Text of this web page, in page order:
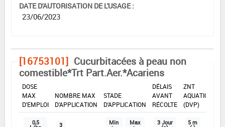
DATE D'AUTORISATION DE L'USAGE :
23/06/2023
[16753101] Cucurbitacées à peau non
comestible*Trt Part.Aer.*Acariens
DOSE
MAX
D'EMPLOI
NOMBRE MAX
D'APPLICATION
STADE
D'APPLICATION
DÉLAIS
AVANT
RÉCOLTE
ZNT
AQUATIQUE
(DVP)
0,5 3 Min Max 3 Jour 5 m